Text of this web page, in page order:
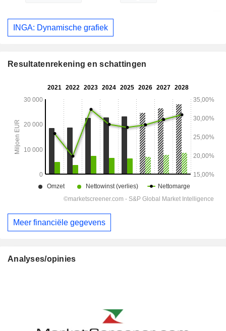
INGA: Dynamische grafiek
Resultatenrekening en schattingen
Meer financiële gegevens
Analyses/opinies